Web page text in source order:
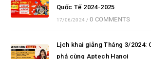
Quốc Tế 2024-2025
17/06/2024 / 0 COMMENTS
Lịch khai giảng Tháng 3/2024:
phá cùng Aptech Hanoi